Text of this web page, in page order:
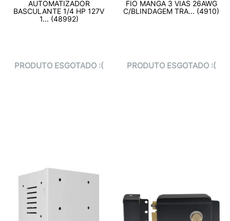
AUTOMATIZADOR
BASCULANTE 1/4 HP 127V
1... (48992)
PRODUTO ESGOTADO :(
FIO MANGA 3 VIAS 26AWG
C/BLINDAGEM TRA... (4910)
PRODUTO ESGOTADO :(